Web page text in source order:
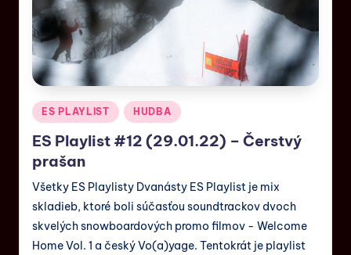
ES PLAYLIST HUDBA
ES Playlist #12 (29.01.22) – Čerstvý
prašan
Všetky ES Playlisty Dvanásty ES Playlist je mix
skladieb, ktoré boli súčasťou soundtrackov dvoch
skvelých snowboardových promo filmov - Welcome
Home Vol. 1 a český Vo(a)yage. Tentokrát je playlist